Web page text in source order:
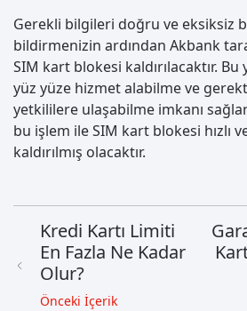
Gerekli bilgileri doğru ve eksiksiz
bildirmenizin ardından Akbank
SIM kart blokesi kaldırılacaktır.
yüz yüze hizmet alabilme ve
yetkililere ulaşabilme imkanı
bu işlem ile SIM kart blokesi hızlı
kaldırılmış olacaktır.
Kredi Kartı Limiti
En Fazla Ne Kadar
Olur?
Önceki İçerik